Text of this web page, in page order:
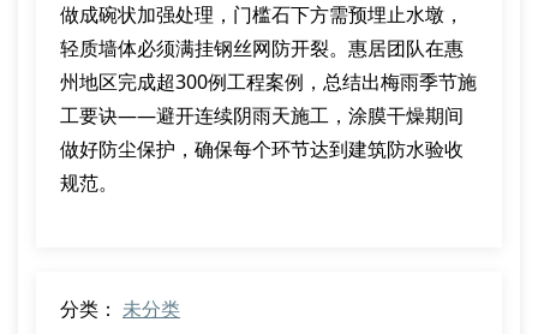
做成碗状加强处理，门槛石下方需预埋止水墩，
轻质墙体必须满挂钢丝网防开裂。惠居团队在惠
州地区完成超300例工程案例，总结出梅雨季节施
工要诀——避开连续阴雨天施工，涂膜干燥期间
做好防尘保护，确保每个环节达到建筑防水验收
规范。
分类： 未分类